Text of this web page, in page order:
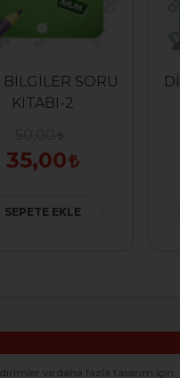
BİLGİLER SORU
KİTABI-2
35,00
SEPETE EKLE
ve daha fazla tasarım için